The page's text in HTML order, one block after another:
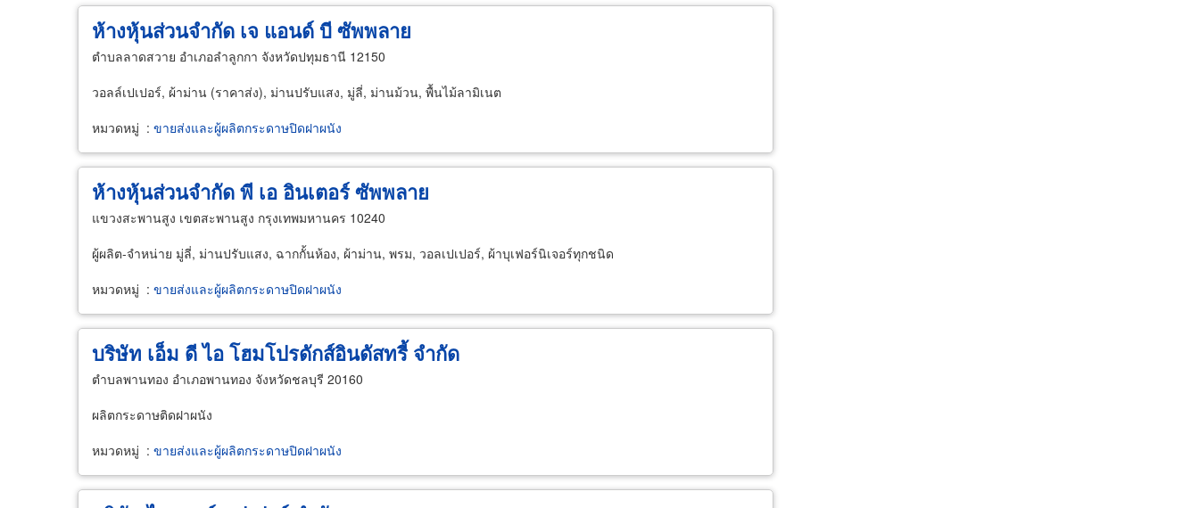
ห้างหุ้นส่วนจำกัด เจ แอนด์ บี ซัพพลาย
ตำบลลาดสวาย อำเภอลำลูกกา จังหวัดปทุมธานี 12150
วอลล์เปเปอร์, ผ้าม่าน (ราคาส่ง), ม่านปรับแสง, มู่ลี่, ม่านม้วน, พื้นไม้ลามิเนต
หมวดหมู่ : ขายส่งและผู้ผลิตกระดาษปิดฝาผนัง
ห้างหุ้นส่วนจำกัด พี เอ อินเตอร์ ซัพพลาย
แขวงสะพานสูง เขตสะพานสูง กรุงเทพมหานคร 10240
ผู้ผลิต-จำหน่าย มู่ลี่, ม่านปรับแสง, ฉากกั้นห้อง, ผ้าม่าน, พรม, วอลเปเปอร์, ผ้าบุเฟอร์นิเจอร์ทุกชนิด
หมวดหมู่ : ขายส่งและผู้ผลิตกระดาษปิดฝาผนัง
บริษัท เอ็ม ดี ไอ โฮมโปรดักส์อินดัสทรี้ จำกัด
ตำบลพานทอง อำเภอพานทอง จังหวัดชลบุรี 20160
ผลิตกระดาษติดฝาผนัง
หมวดหมู่ : ขายส่งและผู้ผลิตกระดาษปิดฝาผนัง